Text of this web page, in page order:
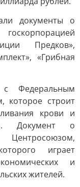
документы о
Предков»,
«Грибная
Федеральным
которое строит
крови и
Документ о
играет
и
жителей.